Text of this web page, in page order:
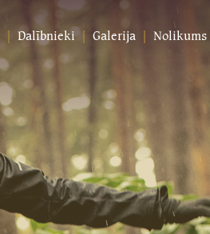
Dalībnieki Galerija Nolikums